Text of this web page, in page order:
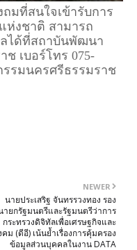
มที่สนใจเข้ารับการ
ห่งชาติ สามารถ
ได้ที่สถาบันพัฒนา
เบอร์โทร 075-
รรมนครศรีธรรมราช
NEWER
นายประเสริฐ จันทรรวงทอง รอง
ายกรัฐมนตรีและรัฐมนตรีว่าการ
กระทรวงดิจิทัลเพื่อเศรษฐกิจและ
คม (ดีอี) เน้นย้ำเรื่องการคุ้มครอง
ข้อมูลส่วนบุคคลในงาน DATA